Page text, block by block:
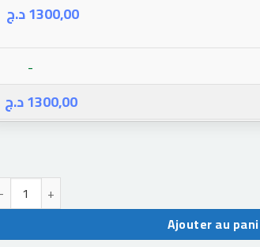
1300,00د.ج
-
1300,00د.ج
quantité de usb 3.0 hub 4 port
Ajouter au